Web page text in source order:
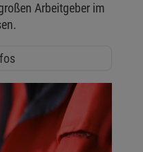
Arbeitgeber im